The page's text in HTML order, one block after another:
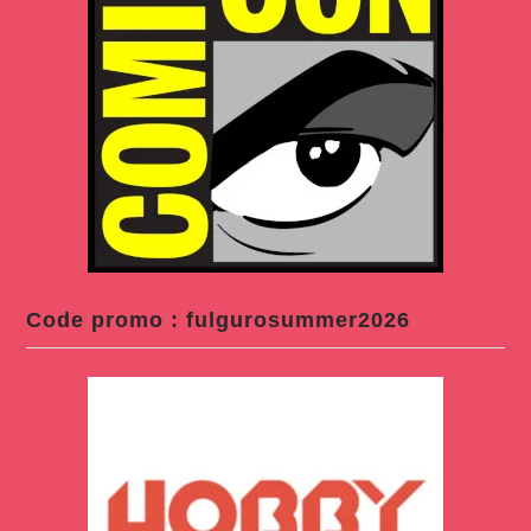
Code promo : fulgurosummer2026